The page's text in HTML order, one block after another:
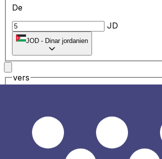
De
JD
JOD - Dinar jordanien
vers
$
USD Dollar américain